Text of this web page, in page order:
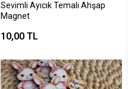
Sevimli Ayıcık Temalı Ahşap
Magnet
10,00 TL